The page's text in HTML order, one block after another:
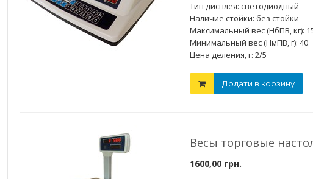
Тип дисплея: светодиодный
Наличие стойки: без стойки
Максимальный вес (НбПВ, кг):
Минимальный вес (НмПВ, г): 40
Цена деления, г: 2/5
Додати в корзину
Весы торговые
1600,00 грн.